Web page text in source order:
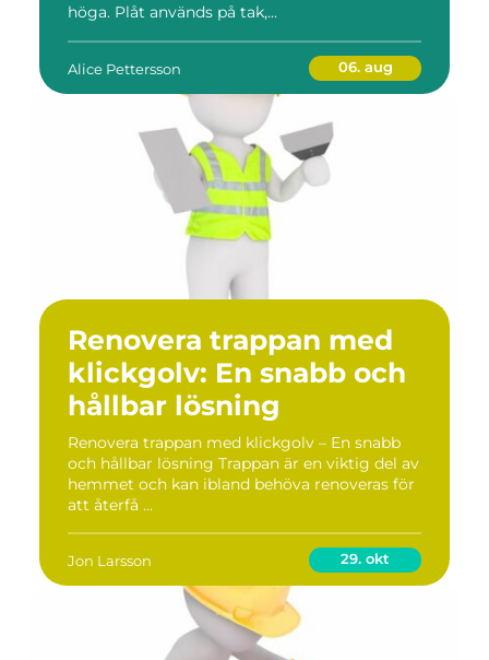
höga. Plåt används på tak,...
Alice Pettersson 06. aug
Renovera trappan med
klickgolv: En snabb och
hållbar lösning
Renovera trappan med klickgolv – En snabb
och hållbar lösning Trappan är en viktig del av
hemmet och kan ibland behöva renoveras för
att återfå ...
Jon Larsson 29. okt